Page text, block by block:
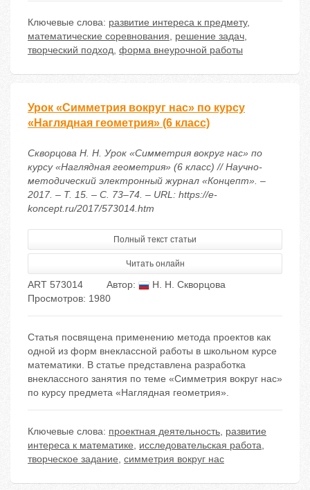
Ключевые слова: развитие интереса к предмету,
математические соревнования, решение задач,
творческий подход, форма внеурочной работы
Урок «Симметрия вокруг нас» по курсу
«Наглядная геометрия» (6 класс)
Скворцова Н. Н. Урок «Симметрия вокруг нас» по
курсу «Наглядная геометрия» (6 класс) // Научно-
методический электронный журнал «Концепт». –
2017. – Т. 15. – С. 73–74. – URL: https://e-
koncept.ru/2017/573014.htm
Полный текст статьи
Читать онлайн
ART 573014 Автор:
Н. Н. Скворцова
Просмотров: 1980
Статья посвящена применению метода проектов как
одной из форм внеклассной работы в школьном курсе
математики. В статье представлена разработка
внеклассного занятия по теме «Симметрия вокруг нас»
по курсу предмета «Наглядная геометрия».
Ключевые слова: проектная деятельность, развитие
интереса к математике, исследовательская работа,
творческое задание, симметрия вокруг нас